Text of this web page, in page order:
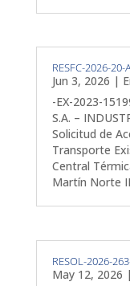
RESFC-2026-20-
Jun 3, 2026 |
-EX-2023-
S.A. –
Solicitud de
Transporte
Central
Martín Norte
RESOL-2026-
May 12, 2026 |